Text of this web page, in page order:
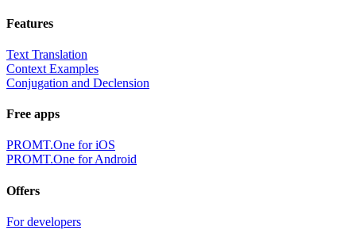
Features
Text Translation
Context Examples
Conjugation and Declension
Free apps
PROMT.One for iOS
PROMT.One for Android
Offers
For developers